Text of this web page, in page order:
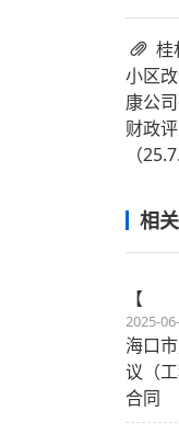
桂
小区
康公
财政
（
相
【
2025-
海口
议（
合同